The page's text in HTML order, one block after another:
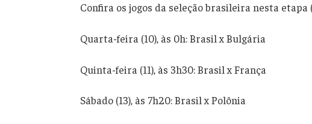
Confira os jogos da seleção brasileira nesta
Quarta-feira (10), às 0h: Brasil x Bulgária
Quinta-feira (11), às 3h30: Brasil x França
Sábado (13), às 7h20: Brasil x Polônia